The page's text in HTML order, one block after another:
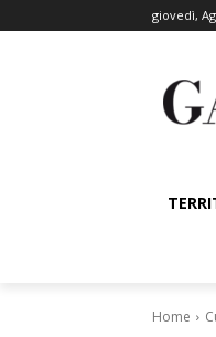
giovedì,
Home